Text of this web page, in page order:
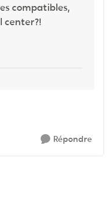
compatibles,
center?!
Répondre